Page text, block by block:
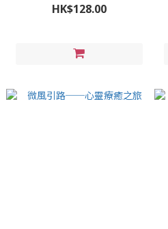
HK$128.00